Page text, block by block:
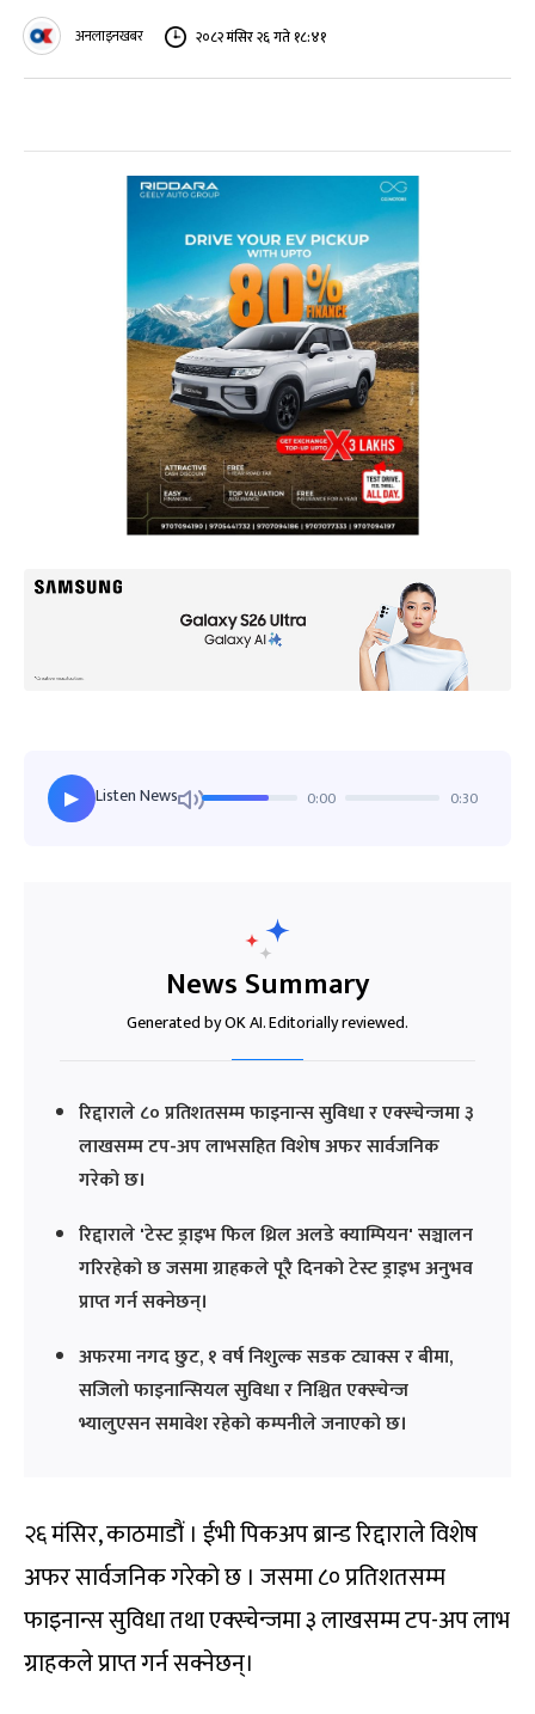
अनलाइनखबर २०८२ मंसिर २६ गते १८:४१
▶ Listen News 0:00 0:30
News Summary
Generated by OK AI. Editorially reviewed.
रिद्दाराले ८० प्रतिशतसम्म फाइनान्स सुविधा र एक्स्चेन्जमा ३
लाखसम्म टप-अप लाभसहित विशेष अफर सार्वजनिक
गरेको छ।
रिद्दाराले 'टेस्ट ड्राइभ फिल थ्रिल अलडे क्याम्पियन' सञ्चालन
गरिरहेको छ जसमा ग्राहकले पूरै दिनको टेस्ट ड्राइभ अनुभव
प्राप्त गर्न सक्नेछन्।
अफरमा नगद छुट, १ वर्ष निशुल्क सडक ट्याक्स र बीमा,
सजिलो फाइनान्सियल सुविधा र निश्चित एक्स्चेन्ज
भ्यालुएसन समावेश रहेको कम्पनीले जनाएको छ।
२६ मंसिर, काठमाडौं । ईभी पिकअप ब्रान्ड रिद्दाराले विशेष
अफर सार्वजनिक गरेको छ । जसमा ८० प्रतिशतसम्म
फाइनान्स सुविधा तथा एक्स्चेन्जमा ३ लाखसम्म टप-अप लाभ
ग्राहकले प्राप्त गर्न सक्नेछन्।